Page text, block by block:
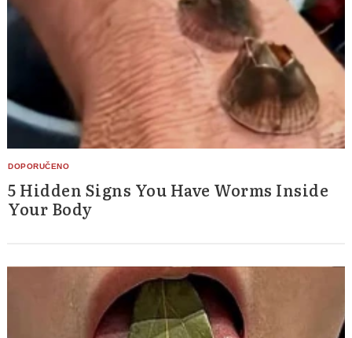
5 Hidden Signs You Have Worms Inside
Your Body